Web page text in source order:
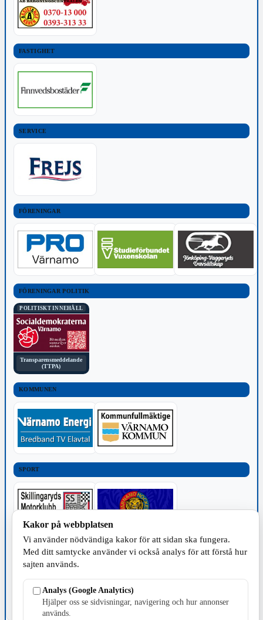
FASTIGHET
SERVICE
FÖRENINGAR
FÖRENINGAR POLITIK
POLITISKT INNEHÅLL
Transparensmeddelande
(TTPA)
KOMMUNEN
SPORT
TILLVERKNING
Kakor på webbplatsen
Vi använder nödvändiga kakor för att sidan ska fungera.
Med ditt samtycke använder vi också analys för att förstå hur
sajten används.
Analys (Google Analytics)
Hjälper oss se sidvisningar, navigering och hur annonser
används.